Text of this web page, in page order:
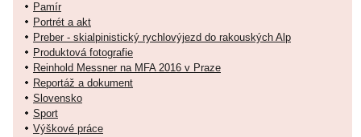
Pamír
Portrét a akt
Preber - skialpinistický rychlovýjezd do rakouských Alp
Produktová fotografie
Reinhold Messner na MFA 2016 v Praze
Reportáž a dokument
Slovensko
Sport
Výškové práce